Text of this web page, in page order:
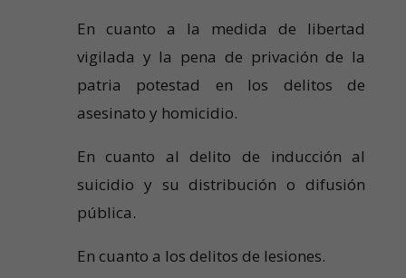
En cuanto a la medida de libertad
vigilada y la pena de privación de la
patria potestad en los delitos de
asesinato y homicidio.
En cuanto al delito de inducción al
suicidio y su distribución o difusión
pública.
En cuanto a los delitos de lesiones.